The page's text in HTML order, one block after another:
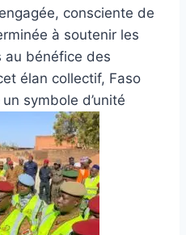
consciente de
à soutenir les
au bénéfice des
élan collectif, Faso
symbole d’unité